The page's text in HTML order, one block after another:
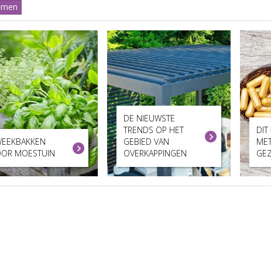
MOESTUIN
DE NIEUWSTE
TRENDS OP HET
GEBIED VAN
OVERKAPPINGEN
DIT